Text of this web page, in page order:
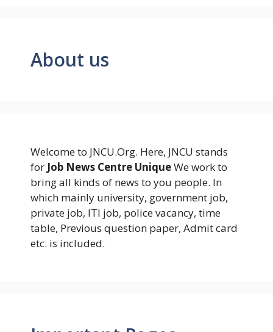
About us
Welcome to JNCU.Org. Here, JNCU stands
for Job News Centre UniqueWe work to
bring all kinds of news to you people. In
which mainly university, government job,
private job, ITI job, police vacancy, time
table, Previous question paper, Admit card
etc. is included.